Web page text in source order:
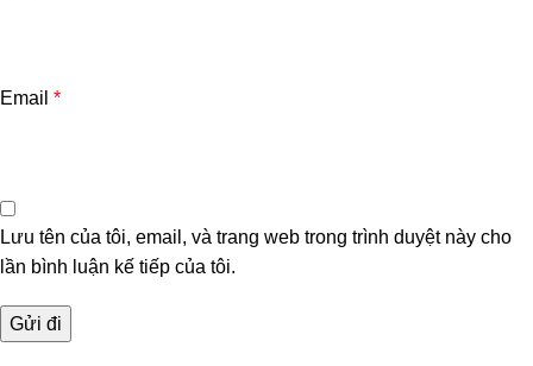
Email *
Lưu tên của tôi, email, và trang web trong trình duyệt này cho
lần bình luận kế tiếp của tôi.